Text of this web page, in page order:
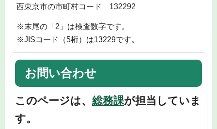
西東京市の市町村コード 132292
※末尾の「2」は検査数字です。
※JISコード（5桁）は13229です。
お問い合わせ
このページは、 総務課が担当していま
す。